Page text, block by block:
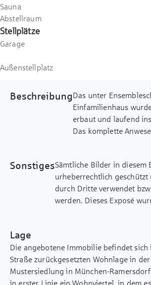
Sauna
Abstellraum
Stellplätze
Garage
Außenstellplatz
BeschreibungDas unter
Einfamilienhaus
erbaut und laufend
Das komplette
bewohnen das Haus
wurden unter
Fenster eingebaut
gedämmt. Ein
vom Mittleren Ring
großzügige, zum Teil
Terrasse bietet einen
SonstigesSämtliche Bilder in diesem
urheberrechtlich
durch Dritte verwendet
werden. Dieses Exposé
für deren Richtigkeit und
können wir nicht
Lage
Die angebotene Immobilie befindet sich
Straße zurückgesetzten Wohnlage in
Mustersiedlung in München-
in erster Linie ein Wohnviertel, in dem